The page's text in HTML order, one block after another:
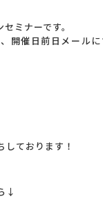
ミナーです。
開催日前日メール
しております！
↓